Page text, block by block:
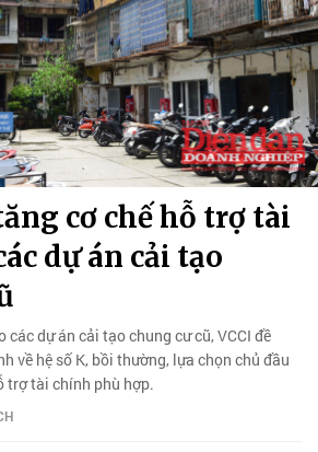
cơ chế hỗ trợ tài
dự án cải tạo
dự án cải tạo chung cư cũ, VCCI đề
về hệ số K, bồi thường, lựa chọn chủ đầu
trợ tài chính phù hợp.